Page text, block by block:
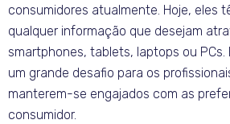
consumidores atualmente. Hoje, eles
qualquer informação que desejam
smartphones, tablets, laptops ou PCs.
um grande desafio para os
manterem-se engajados com as
consumidor.